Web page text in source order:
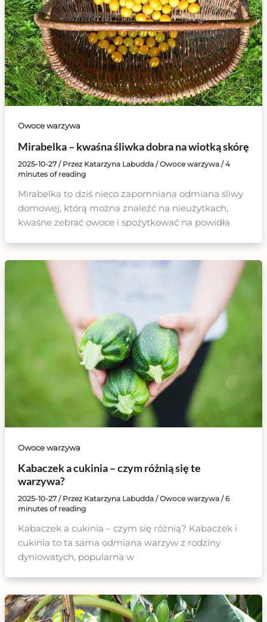
Owoce warzywa
Mirabelka – kwaśna śliwka dobra na wiotką skórę
2025-10-27 / Przez Katarzyna Labudda /Owoce warzywa/4
minutes of reading
Mirabelka to dziś nieco zapomniana odmiana śliwy
domowej, którą można znaleźć na nieużytkach,
kwaśne zebrać owoce i spożytkować na powidła
Owoce warzywa
Kabaczek a cukinia – czym różnią się te
warzywa?
2025-10-27 / Przez Katarzyna Labudda /Owoce warzywa/6
minutes of reading
Kabaczek a cukinia – czym się różnią? Kabaczek i
cukinia to ta sama odmiana warzyw z rodziny
dyniowatych, popularna w